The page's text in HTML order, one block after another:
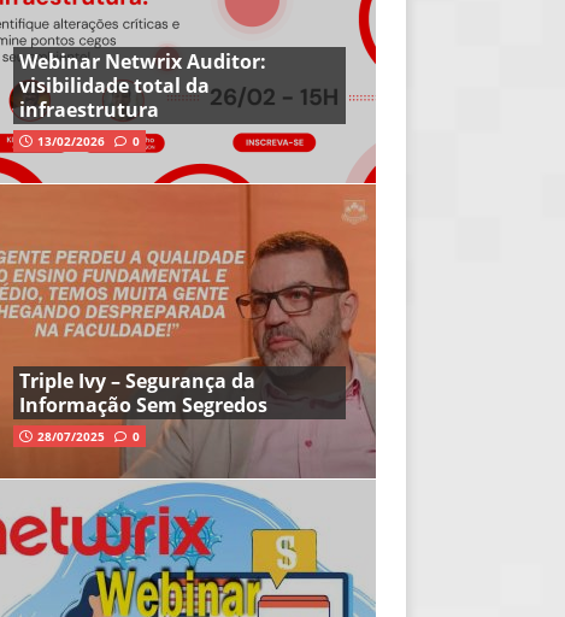
Webinar Netwrix Auditor:
visibilidade total da
infraestrutura
13/02/2026 0
Triple Ivy – Segurança da
Informação Sem Segredos
28/07/2025 0